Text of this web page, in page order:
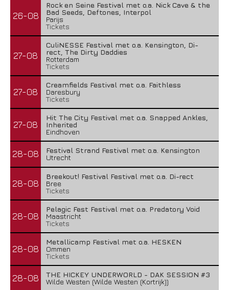
26-08
Rock en Seine Festival met o.a. Nick Cave & the
Bad Seeds, Deftones, Interpol
Parijs
Tickets
27-08
CuliNESSE Festival met o.a. Kensington, Di-
rect, The Dirty Daddies
Rotterdam
Tickets
27-08
Creamfields Festival met o.a. Faithless
Daresbury
Tickets
27-08
Hit The City Festival met o.a. Snapped Ankles,
Inherited
Eindhoven
28-08
Festival Strand Festival met o.a. Kensington
Utrecht
28-08
Breekout! Festival Festival met o.a. Di-rect
Bree
Tickets
28-08
Pelagic Fest Festival met o.a. Predatory Void
Maastricht
Tickets
28-08
Metallicamp Festival met o.a. HESKEN
Ommen
Tickets
28-08
THE HICKEY UNDERWORLD - DAK SESSION #3
Wilde Westen (Wilde Westen (Kortrijk))